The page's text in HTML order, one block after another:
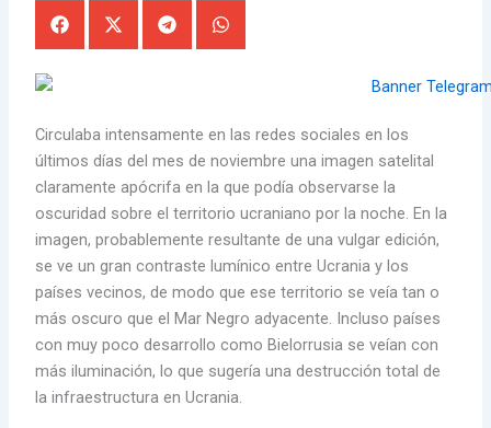
Circulaba intensamente en las redes sociales en los
últimos días del mes de noviembre una imagen satelital
claramente apócrifa en la que podía observarse la
oscuridad sobre el territorio ucraniano por la noche. En la
imagen, probablemente resultante de una vulgar edición,
se ve un gran contraste lumínico entre Ucrania y los
países vecinos, de modo que ese territorio se veía tan o
más oscuro que el Mar Negro adyacente. Incluso países
con muy poco desarrollo como Bielorrusia se veían con
más iluminación, lo que sugería una destrucción total de
la infraestructura en Ucrania.